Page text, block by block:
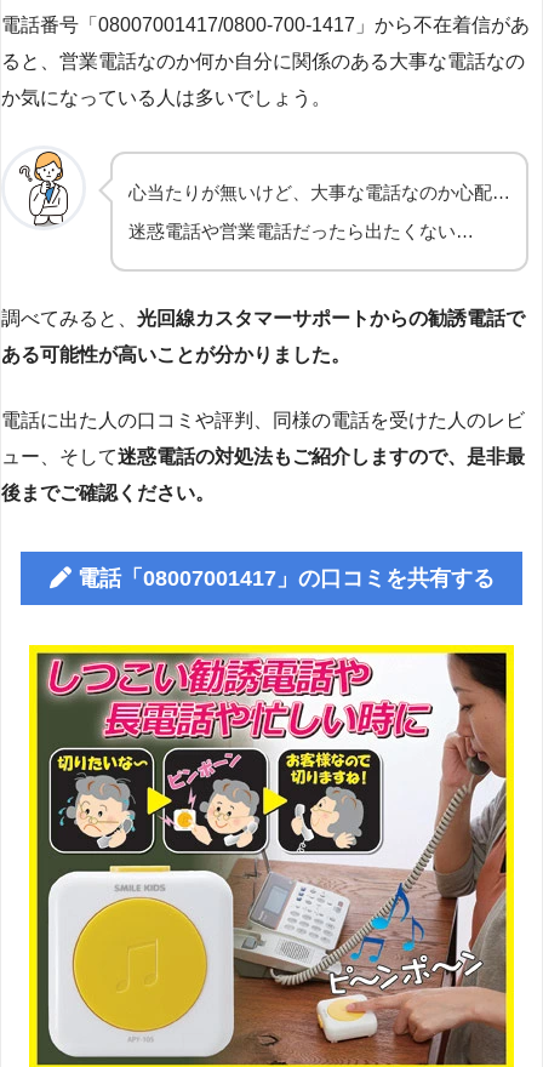
電話番号「08007001417/0800-700-1417」から不在着信があ
ると、営業電話なのか何か自分に関係のある大事な電話なの
か気になっている人は多いでしょう。
心当たりが無いけど、大事な電話なのか心配…
迷惑電話や営業電話だったら出たくない…
調べてみると、 光回線カスタマーサポートからの勧誘電話で
ある可能性が高いことが分かりました。
電話に出た人の口コミや評判、同様の電話を受けた人のレビ
ュー、そして迷惑電話の対処法もご紹介しますので、是非最
後までご確認ください。
電話「08007001417」の口コミを共有する